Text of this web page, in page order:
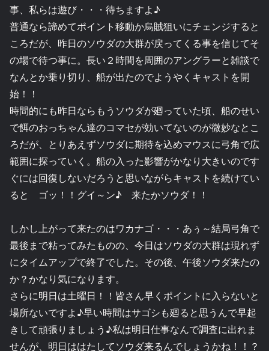
事、私らは遊び・・・待ちますよ♪
普通なら諦めてポイント移動か烏賊狙いにチェンジすると
ころだが、昨日のソウダの大群が戻ってくる事を信じてそ
の場で待つ事に。長い２時間を周囲のアングラーと雑談で
なんとか乗り切り、船が出たのでようやくキャストを開
始！！
時間的にも昨日ならもうソウダが廻っていた頃、船のせい
で餌のおっちゃん達のコマセが効いてないのが微妙なとこ
ろだが、とりあえずソウダに期待を込めマウスに弓角で広
範囲に探っていく。船の入った影響がかなり大きいのです
ぐには回復しないだろうと思いながらキャストを続けてい
ると ゴッ！！グイ～ン♪ 来たかソウダ！！
しかし上がって来たのはワカナゴ・・・あぅ～結局弓角で
最後まで粘ってみたものの、今日はソウダの大群は現れず
にタイムアップで終了でした。その後、午後ソウダ来たの
か？かなり気になります。
さらに明日は土曜日！！皆さん早くポイントに入らないと
場所ないですよ♪早い時間はサゴシも廻ると思うんで早起
きして頑張りましょう♪私は明日仕事なんで調査に出れま
せんが、明日ははたしてソウダ来るんでしょうかね！！？